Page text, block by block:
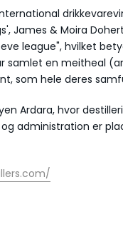
James & Moira
league", hvilket
samlet en meitheal
som hele deres
Ardara, hvor
administration er